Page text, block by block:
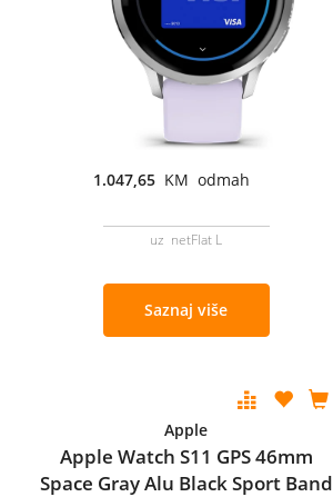
1.047,65 KM odmah
uz netFlat L
Saznaj više
Apple
Apple Watch S11 GPS 46mm
Space Gray Alu Black Sport Band